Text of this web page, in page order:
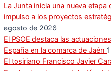
La Junta inicia una nueva
impulso a los proyectos
agosto de 2026
El PSOE destaca las
España en la comarca de Jaén
El tosiriano Francisco Javier